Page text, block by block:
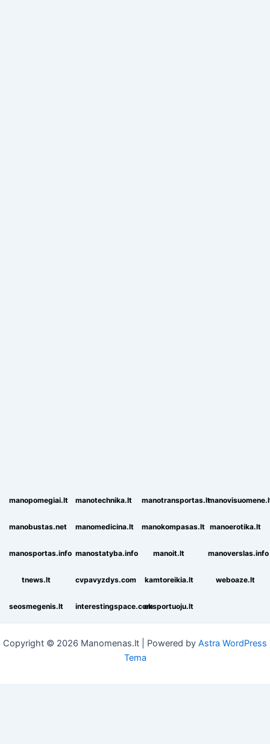
manopomegiai.lt manotechnika.lt manotransportas.lt
manobustas.net manomedicina.lt manokompasas.lt manoerotika.lt
manosportas.info manostatyba.info manoit.lt manoverslas.info
tnews.lt cvpavyzdys.com kamtoreikia.lt weboaze.lt
seosmegenis.lt interestingspace.comeksportuoju.lt
Copyright © 2026 Manomenas.lt | Powered by Astra WordPress
Tema